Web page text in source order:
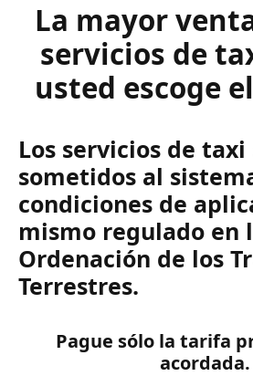
La mayor
servicios de
usted escoge
Los servicios de
sometidos al
condiciones de
mismo regulado en
Ordenación de los
Terrestres.
Pague sólo la tarifa
acordada.